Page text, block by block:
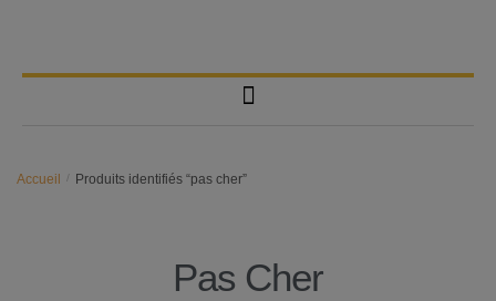
Accueil / Produits identifiés “pas cher”
Pas Cher